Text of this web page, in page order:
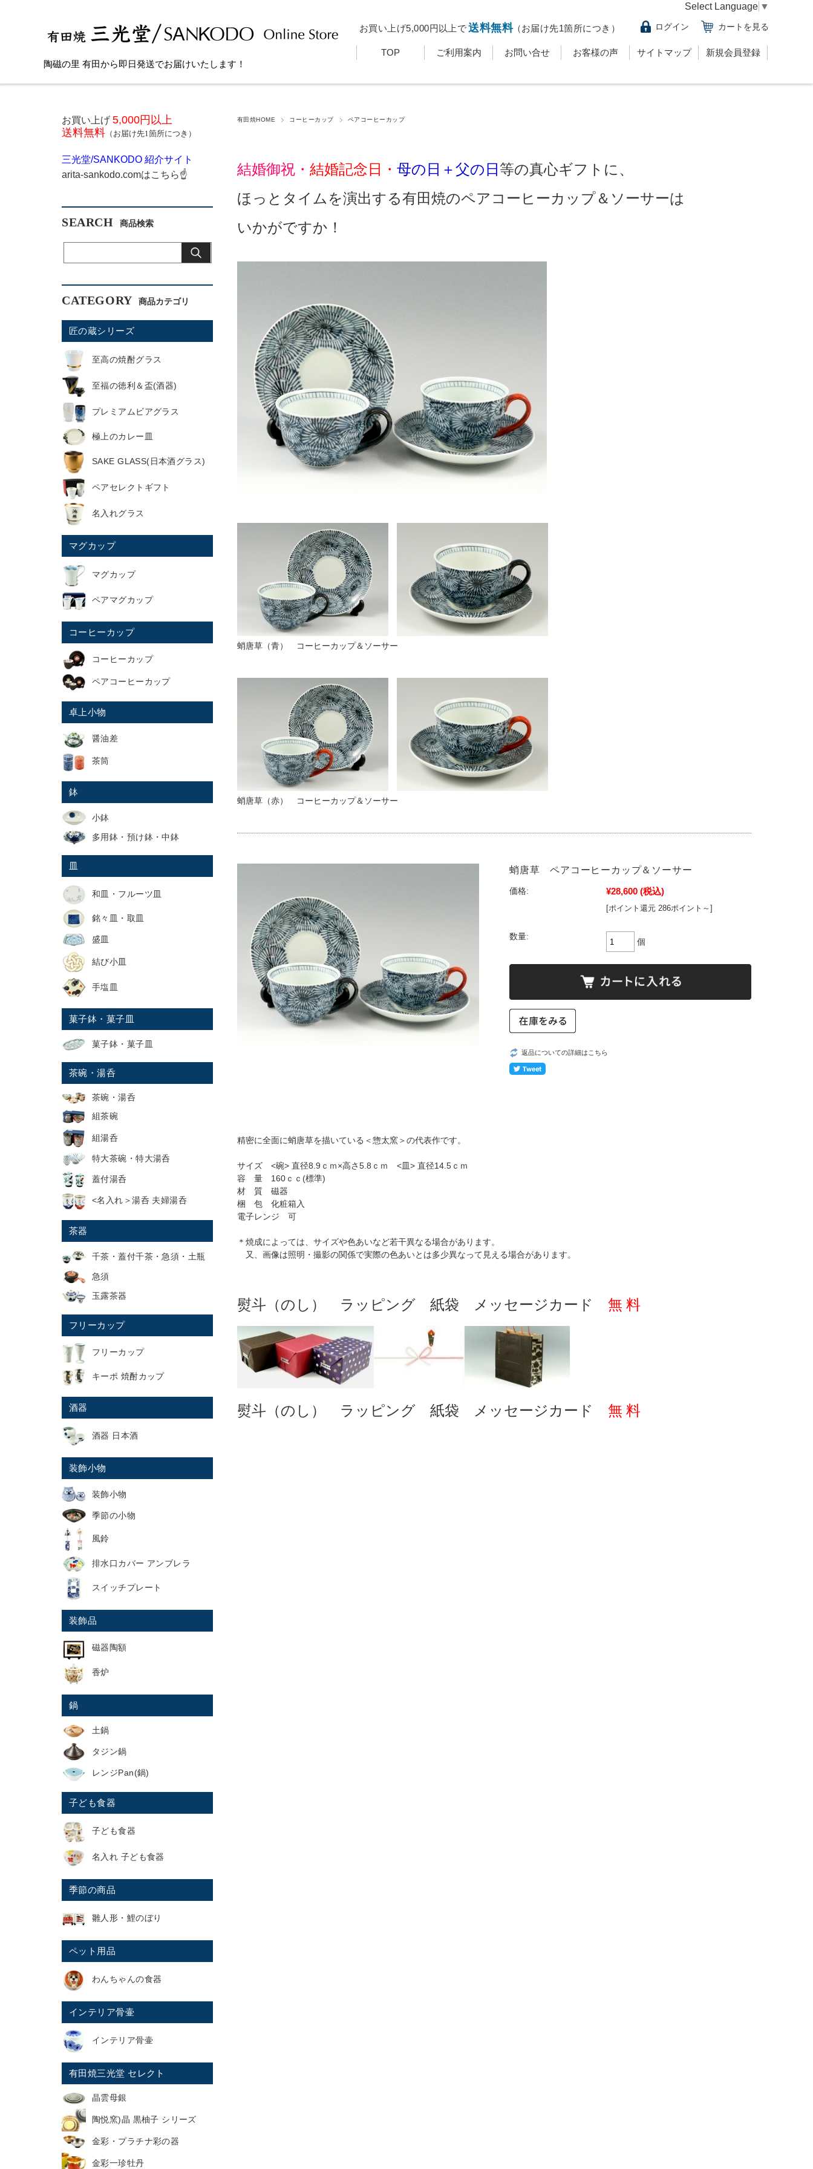
陶磁の里 有田から即日発送でお届けいたします！
お買い上げ5,000円以上で送料無料（お届け先1箇所につき） ログイン カートを見る
TOP ご利用案内 お問い合せ お客様の声 サイトマップ 新規会員登録
Select Language ▼
有田焼HOME コーヒーカップ ペアコーヒーカップ
結婚御祝・ 結婚記念日・ 母の日＋父の日 等の真心ギフトに、
ほっとタイムを演出する有田焼のペアコーヒーカップ＆ソーサーは
いかがですか！
蛸唐草（青） コーヒーカップ＆ソーサー
蛸唐草（赤） コーヒーカップ＆ソーサー
蛸唐草 ペアコーヒーカップ＆ソーサー
価格: ¥28,600 (税込)
[ポイント還元 286ポイント～]
数量:
個
返品についての詳細はこちら
精密に全面に蛸唐草を描いている＜惣太窯＞の代表作です。
サイズ <碗> 直径8.9ｃｍ×高さ5.8ｃｍ <皿> 直径14.5ｃｍ
容 量 160ｃｃ(標準)
材 質 磁器
梱 包 化粧箱入
電子レンジ 可
＊焼成によっては、サイズや色あいなど若干異なる場合があります。
又、画像は照明・撮影の関係で実際の色あいとは多少異なって見える場合があります。
熨斗（のし） ラッピング 紙袋 メッセージカード 無 料
熨斗（のし） ラッピング 紙袋 メッセージカード 無 料
お買い上げ 5,000円以上
送料無料 （お届け先1箇所につき）
三光堂/SANKODO 紹介サイト
arita-sankodo.comはこちら☝
SEARCH
CATEGORY
匠の蔵シリーズ
至高の焼酎グラス
至福の徳利＆盃(酒器)
プレミアムビアグラス
極上のカレー皿
SAKE GLASS(日本酒グラス)
ペアセレクトギフト
名入れグラス
マグカップ
マグカップ
ペアマグカップ
コーヒーカップ
コーヒーカップ
ペアコーヒーカップ
卓上小物
醤油差
茶筒
鉢
小鉢
多用鉢・預け鉢・中鉢
皿
和皿・フルーツ皿
銘々皿・取皿
盛皿
結び小皿
手塩皿
菓子鉢・菓子皿
菓子鉢・菓子皿
茶碗・湯呑
茶碗・湯呑
組茶碗
組湯呑
特大茶碗・特大湯呑
蓋付湯呑
<名入れ＞湯呑 夫婦湯呑
茶器
千茶・蓋付千茶・急須・土瓶
急須
玉露茶器
フリーカップ
フリーカップ
キーポ 焼酎カップ
酒器
酒器 日本酒
装飾小物
装飾小物
季節の小物
風鈴
排水口カバー アンブレラ
スイッチプレート
装飾品
磁器陶額
香炉
鍋
土鍋
タジン鍋
レンジPan(鍋)
子ども食器
子ども食器
名入れ 子ども食器
季節の商品
雛人形・鯉のぼり
ペット用品
わんちゃんの食器
インテリア骨壷
インテリア骨壷
有田焼三光堂 セレクト
晶雲母銀
陶悦窯)晶 黒柚子 シリーズ
金彩・プラチナ彩の器
金彩一珍牡丹